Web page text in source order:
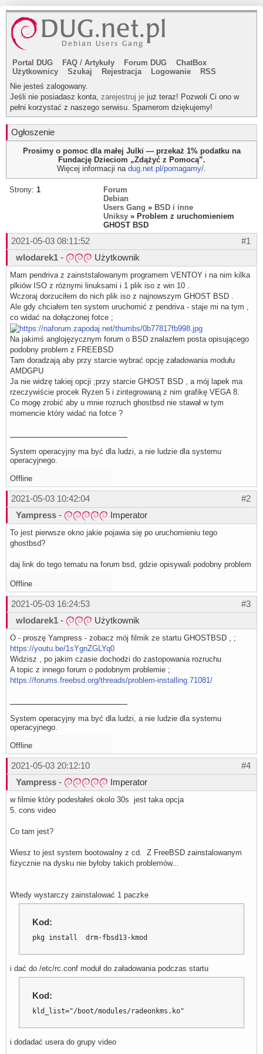
Portal DUG FAQ / Artykuły Forum DUG
ChatBox
Użytkownicy
Szukaj Rejestracja Logowanie
RSS
Nie jesteś zalogowany.
Jeśli nie posiadasz konta, zarejestruj je już teraz! Pozwoli Ci ono w
pełni korzystać z naszego serwisu. Spamerom dziękujemy!
Ogłoszenie
Prosimy o pomoc dla małej Julki — przekaż 1% podatku na
Fundację Dzieciom „Zdążyć z Pomocą”.
Więcej informacji na dug.net.pl/pomagamy/.
Strony: 1
Forum
Debian
Users Gang » BSD i inne
Uniksy » Problem z uruchomieniem
GHOST BSD
#1
2021-05-03 08:11:52
wlodarek1 - Użytkownik
Mam pendriva z zainststalowanym programem VENTOY i na nim kilka
plkiów ISO z różnymi linuksami i 1 plik iso z win 10 .
Wczoraj dorzuciłem do nich plik iso z najnowszym GHOST BSD .
Ale gdy chciałem ten system uruchomić z pendriva - staje mi na tym ,
co widać na dołączonej fotce ;
Na jakimś anglojęzycznym forum o BSD znalazłem posta opisującego
podobny problem z FREEBSD
Tam doradzają aby przy starcie wybrać opcję załadowania modułu
AMDGPU
Ja nie widzę takiej opcji ;przy starcie GHOST BSD , a mój lapek ma
rzeczywiście procek Ryzen 5 i zintegrowaną z nim grafikę VEGA 8.
Co mogę zrobić aby u mnie rozruch ghostbsd nie stawał w tym
momencie który widać na fotce ?
System operacyjny ma być dla ludzi, a nie ludzie dla systemu
operacyjnego.
Offline
#2
2021-05-03 10:42:04
Yampress - Imperator
To jest pierwsze okno jakie pojawia się po uruchomieniu tego
ghostbsd?
daj link do tego tematu na forum bsd, gdzie opisywali podobny problem
Offline
#3
2021-05-03 16:24:53
wlodarek1 - Użytkownik
O - proszę Yampress - zobacz mój filmik ze startu GHOSTBSD , ;
https://youtu.be/1sYgnZGLYq0
Widzisz , po jakim czasie dochodzi do zastopowania rozruchu
A topic z innego forum o podobnym problemie ;
https://forums.freebsd.org/threads/problem-installing.71081/
System operacyjny ma być dla ludzi, a nie ludzie dla systemu
operacyjnego.
Offline
#4
2021-05-03 20:12:10
Yampress - Imperator
w filmie który podesłałeś okolo 30s jest taka opcja
5. cons video
Co tam jest?
Wiesz to jest system bootowalny z cd. Z FreeBSD zainstalowanym
fizycznie na dysku nie byłoby takich problemów...
Wtedy wystarczy zainstalować 1 paczke
Kod:
pkg install  drm-fbsd13-kmod
i dać do /etc/rc.conf moduł do załadowania podczas startu
Kod:
kld_list="/boot/modules/radeonkms.ko"
i dodadać usera do grupy video